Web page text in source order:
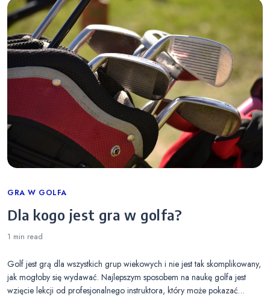
Categories
GRA W GOLFA
Dla kogo jest gra w golfa?
1 min read
Golf jest grą dla wszystkich grup wiekowych i nie jest tak skomplikowany,
jak mogłoby się wydawać. Najlepszym sposobem na naukę golfa jest
wzięcie lekcji od profesjonalnego instruktora, który może pokazać…